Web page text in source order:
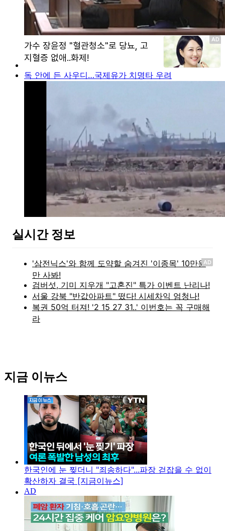
독 안에 든 사우디…국제유가 치명타 우려
실시간 정보
AD
지금 이뉴스
한국인에 눈 찢더니 "죄송하다"...파장 걷잡을 수 없이
확산하자 결국 [지금이뉴스]